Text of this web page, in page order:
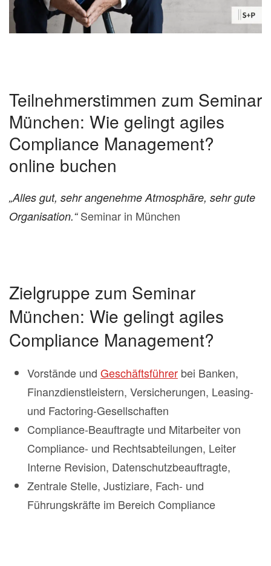
Teilnehmerstimmen zum Seminar
München: Wie gelingt agiles
Compliance Management?
online buchen
„Alles gut, sehr angenehme Atmosphäre, sehr gute
Organisation.“Seminar in München
Zielgruppe zum Seminar
München: Wie gelingt agiles
Compliance Management?
Vorstände und Geschäftsführer bei Banken,
Finanzdienstleistern, Versicherungen, Leasing-
und Factoring-Gesellschaften
Compliance-Beauftragte und Mitarbeiter von
Compliance- und Rechtsabteilungen, Leiter
Interne Revision, Datenschutzbeauftragte,
Zentrale Stelle, Justiziare, Fach- und
Führungskräfte im Bereich Compliance